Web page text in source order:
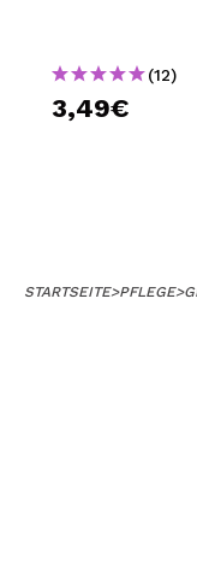
(12)
3,49€
STARTSEITE>PFLEGE>